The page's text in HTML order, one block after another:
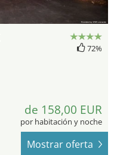
72%
de 158,00 EUR
por habitación y noche
Mostrar oferta